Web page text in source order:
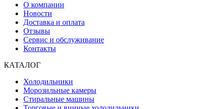
О компании
Новости
Доставка и оплата
Отзывы
Сервис и обслуживание
Контакты
КАТАЛОГ
Холодильники
Морозильные камеры
Стиральные машины